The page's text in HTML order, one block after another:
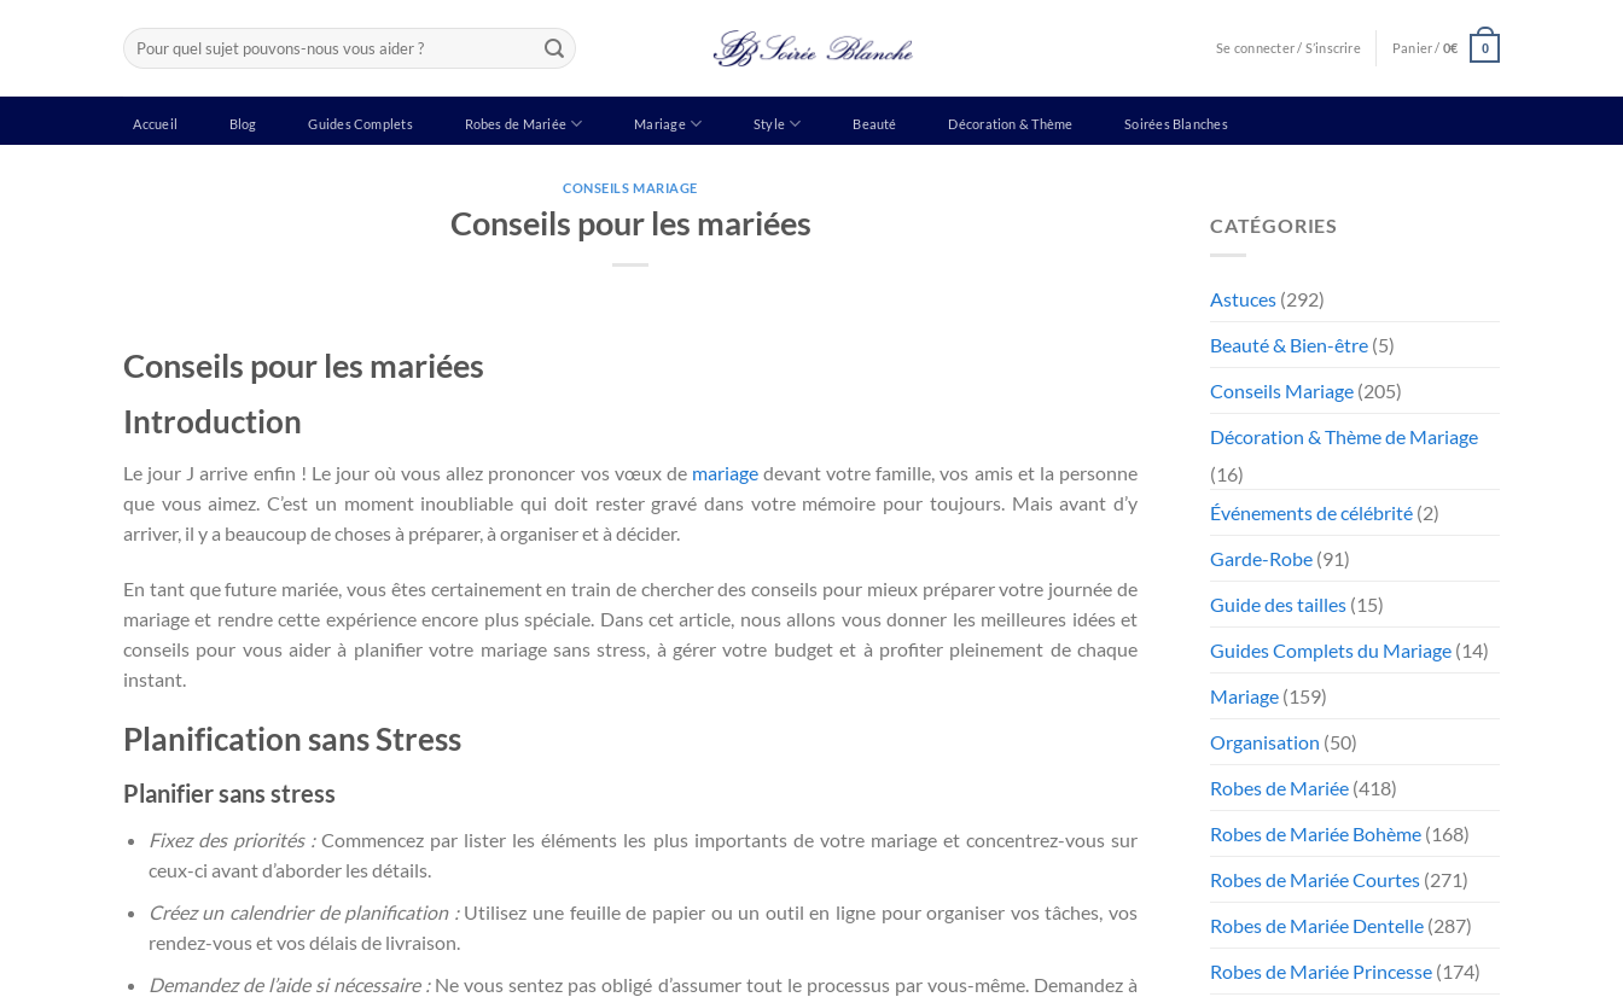
Recherche
pour :
Se connecter / S’inscrire Panier / 0€ 0
Accueil Blog Guides Complets Robes de Mariée Mariage Style Beauté Décoration & Thème Soirées Blanches
CONSEILS MARIAGE
Conseils pour les mariées
Conseils pour les mariées
Introduction
Le jour J arrive enfin ! Le jour où vous allez prononcer vos vœux de mariagedevant votre famille, vos amis et la personne
que vous aimez. C’est un moment inoubliable qui doit rester gravé dans votre mémoire pour toujours. Mais avant d’y
arriver, il y a beaucoup de choses à préparer, à organiser et à décider.
En tant que future mariée, vous êtes certainement en train de chercher des conseils pour mieux préparer votre journée de
mariage et rendre cette expérience encore plus spéciale. Dans cet article, nous allons vous donner les meilleures idées et
conseils pour vous aider à planifier votre mariage sans stress, à gérer votre budget et à profiter pleinement de chaque
instant.
Planification sans Stress
Planifier sans stress
Fixez des priorités :Commencez par lister les éléments les plus importants de votre mariage et concentrez-vous sur
ceux-ci avant d’aborder les détails.
Créez un calendrier de planification :Utilisez une feuille de papier ou un outil en ligne pour organiser vos tâches, vos
rendez-vous et vos délais de livraison.
Demandez de l’aide si nécessaire :Ne vous sentez pas obligé d’assumer tout le processus par vous-même. Demandez à
CATÉGORIES
Astuces (292)
Beauté & Bien-être (5)
Conseils Mariage (205)
Décoration & Thème de Mariage
(16)
Événements de célébrité (2)
Garde-Robe (91)
Guide des tailles (15)
Guides Complets du Mariage (14)
Mariage (159)
Organisation (50)
Robes de Mariée (418)
Robes de Mariée Bohème (168)
Robes de Mariée Courtes (271)
Robes de Mariée Dentelle (287)
Robes de Mariée Princesse (174)